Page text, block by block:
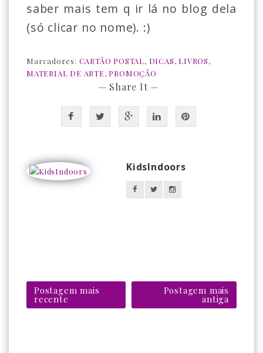
saber mais tem q ir lá no blog dela
(só clicar no nome). :)
Marcadores: CARTÃO POSTAL, DICAS, LIVROS,
MATERIAL DE ARTE, PROMOÇÃO
— Share It —
KidsIndoors
Postagem mais
recente
Postagem mais
antiga